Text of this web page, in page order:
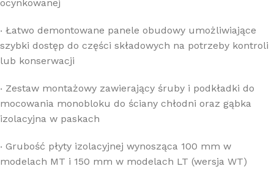
ocynkowanej
‧ Łatwo demontowane panele obudowy umożliwiające
szybki dostęp do części składowych na potrzeby kontroli
lub konserwacji
‧ Zestaw montażowy zawierający śruby i podkładki do
mocowania monobloku do ściany chłodni oraz gąbka
izolacyjna w paskach
‧ Grubość płyty izolacyjnej wynosząca 100 mm w
modelach MT i 150 mm w modelach LT (wersja WT)